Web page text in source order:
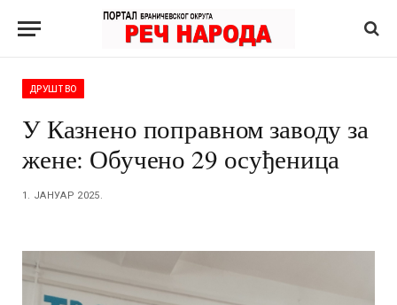
ДРУШТВО
У Казнено поправном заводу за
жене: Обучено 29 осуђеница
1. ЈАНУАР 2025.